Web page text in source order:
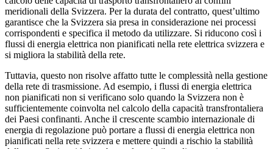
meridionali della Svizzera. Per la durata del contratto, quest’ultimo
garantisce che la Svizzera sia presa in considerazione nei processi
corrispondenti e specifica il metodo da utilizzare. Si riducono così i
flussi di energia elettrica non pianificati nella rete elettrica svizzera e
si migliora la stabilità della rete.
Tuttavia, questo non risolve affatto tutte le complessità nella gestione
della rete di trasmissione. Ad esempio, i flussi di energia elettrica
non pianificati non si verificano solo quando la Svizzera non è
sufficientemente coinvolta nel calcolo della capacità transfrontaliera
dei Paesi confinanti. Anche il crescente scambio internazionale di
energia di regolazione può portare a flussi di energia elettrica non
pianificati nella rete svizzera e mettere quindi a rischio la stabilità